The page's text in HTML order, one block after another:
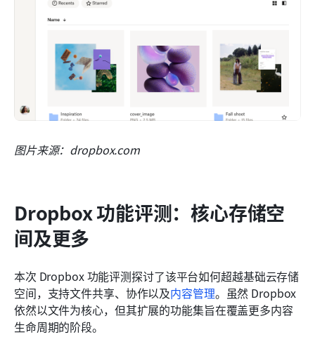
图片来源：dropbox.com
Dropbox 功能评测：核心存储空
间及更多
本次 Dropbox 功能评测探讨了该平台如何超越基础云存储
空间，支持文件共享、协作以及内容管理。虽然 Dropbox
依然以文件为核心，但其扩展的功能集旨在覆盖更多内容
生命周期的阶段。